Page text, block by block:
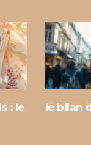
: le
le bilan